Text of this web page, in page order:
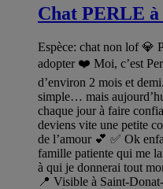
Chat PERLE
Espèce: chat non lof 💎
adopter ❤️ Moi, c’est
d’environ 2 mois et
simple… mais
chaque jour à faire
deviens vite une petite
de l’amour 💕 ✅ Ok
famille patiente qui me
à qui je donnerai tout
📍 Visible à Saint-